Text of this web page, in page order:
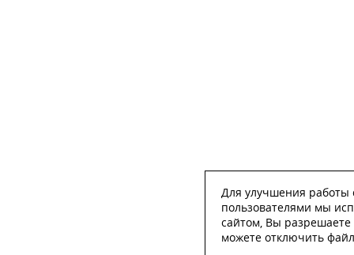
Для улучшения работы
пользователями мы
сайтом, Вы разрешаете
можете отключить